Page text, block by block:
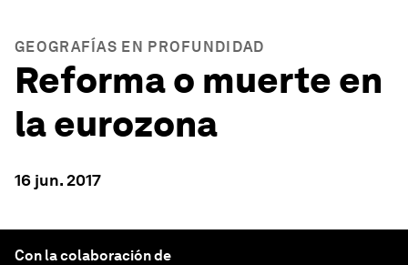
GEOGRAFÍAS EN PROFUNDIDAD
Reforma o muerte en
la eurozona
16 jun. 2017
Con la colaboración de